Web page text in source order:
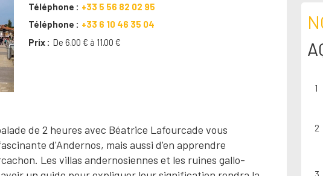
Téléphone
+33 5 56 82 02 95
Téléphone
+33 6 10 46 35 04
Prix
De 6.00 € à 11.00 €
de 2 heures avec Béatrice Lafourcade vous
d'Andernos, mais aussi d'en apprendre
Les villas andernosiennes et les ruines gallo-
1
2